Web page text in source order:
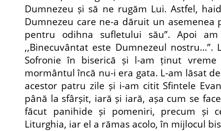
Dumnezeu și să ne rugăm Lui. Astfel,
Dumnezeu care ne-a dăruit un asemenea
pentru odihna sufletului său”. Apoi
,,Binecuvântat este Dumnezeul nostru…”.
Sofronie în biserică și l-am ținut
mormântul încă nu-i era gata. L-am lăsat
acestor patru zile și i-am citit Sfintele
până la sfârșit, iară și iară, așa cum se
făcut panihide și pomeniri, precum și
Liturghia, iar el a rămas acolo, în mijlocul